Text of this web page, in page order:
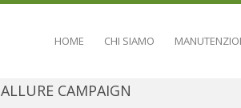
HOME CHI SIAMO
ALLURE CAMPAIGN